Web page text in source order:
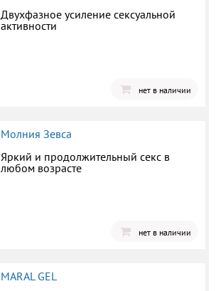
Двухфазное усиление сексуальной
активности
нет в наличии
Молния Зевса
Яркий и продолжительный секс в
любом возрасте
нет в наличии
MARAL GEL